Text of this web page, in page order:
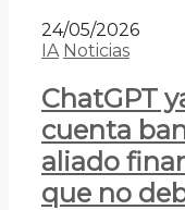
24/05/2026
IA Noticias
ChatGPT
cuenta
aliado
que no